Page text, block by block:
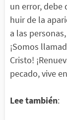
un error, debe
huir de la
a las
¡Somos
Cristo!
pecado, vive
Lee también: